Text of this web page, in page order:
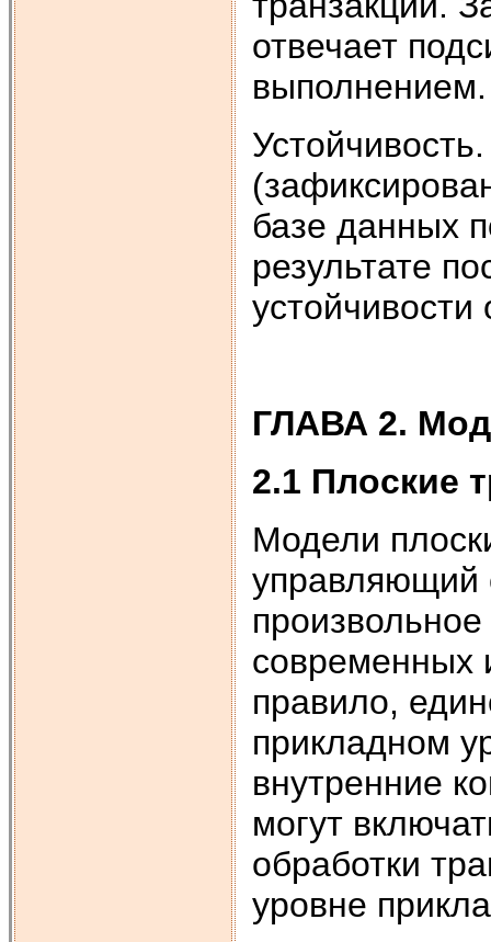
отвечает
выполнением.
базе данных
результате
устойчивости
ГЛАВА 2.
2.1 Плоские
Модели
управляющий
современных
правило,
прикладном
внутренние
могут
обработки
уровне